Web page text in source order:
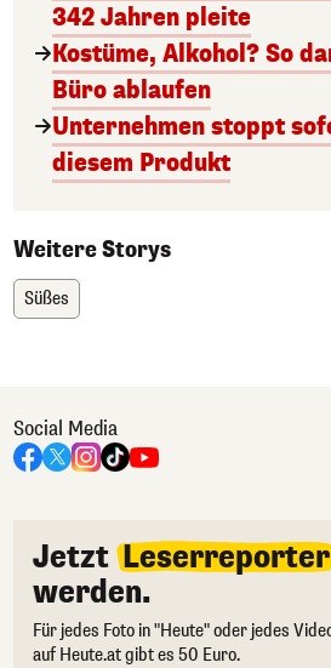
342 Jahren pleite
Kostüme, Alkohol? So
Büro ablaufen
Unternehmen stoppt
diesem Produkt
Weitere Storys
Süßes
Social Media
Jetzt Leserreporter
werden.
Für jedes Foto in "Heute" oder jedes
auf Heute.at gibt es 50 Euro.